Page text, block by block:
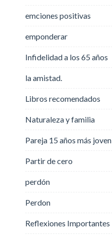
emciones positivas
emponderar
Infidelidad a los 65 años
la amistad.
Libros recomendados
Naturaleza y familia
Pareja 15 años más joven
Partir de cero
perdón
Perdon
Reflexiones Importantes